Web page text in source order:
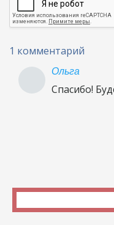
1 комментарий
Ольга
Спасибо!